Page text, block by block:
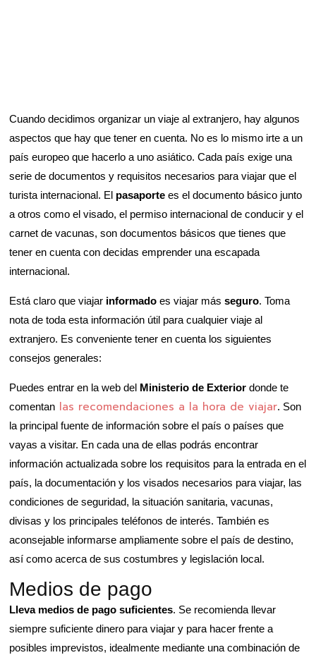
Cuando decidimos organizar un viaje al extranjero, hay algunos
aspectos que hay que tener en cuenta. No es lo mismo irte a un
país europeo que hacerlo a uno asiático. Cada país exige una
serie de documentos y requisitos necesarios para viajar que el
turista internacional. El pasaporte es el documento básico junto
a otros como el visado, el permiso internacional de conducir y el
carnet de vacunas, son documentos básicos que tienes que
tener en cuenta con decidas emprender una escapada
internacional.
Está claro que viajar informado es viajar másseguro. Toma
nota de toda esta información útil para cualquier viaje al
extranjero. Es conveniente tener en cuenta los siguientes
consejos generales:
Puedes entrar en la web del Ministerio de Exterior donde te
comentan las recomendaciones a la hora de viajar. Son
la principal fuente de información sobre el país o países que
vayas a visitar. En cada una de ellas podrás encontrar
información actualizada sobre los requisitos para la entrada en el
país, la documentación y los visados necesarios para viajar, las
condiciones de seguridad, la situación sanitaria, vacunas,
divisas y los principales teléfonos de interés. También es
aconsejable informarse ampliamente sobre el país de destino,
así como acerca de sus costumbres y legislación local.
Medios de pago
Lleva medios de pago suficientes. Se recomienda llevar
siempre suficiente dinero para viajar y para hacer frente a
posibles imprevistos, idealmente mediante una combinación de